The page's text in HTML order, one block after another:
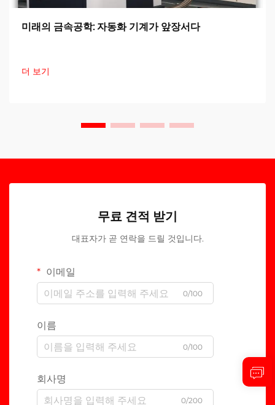
미래의 금속공학: 자동화 기계가 앞장서다
더 보기
무료 견적 받기
대표자가 곧 연락을 드릴 것입니다.
이메일
0/100
이름
0/100
회사명
0/200